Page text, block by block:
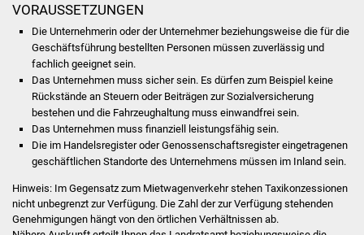
Soziale Einrichtungen
Kirchen
Lokale Agenda
Jugendhaus
Fachteam Jugend
VORAUSSETZUNGEN
Die Unternehmerin oder der Unternehmer beziehungsweise die für die
Geschäftsführung bestellten Personen müssen zuverlässig und
fachlich geeignet sein.
Das Unternehmen muss sicher sein. Es dürfen zum Beispiel keine
Rückstände an Steuern oder Beiträgen zur Sozialversicherung
bestehen und die Fahrzeughaltung muss einwandfrei sein.
Das Unternehmen muss finanziell leistungsfähig sein.
Die im Handelsregister oder Genossenschaftsregister eingetragenen
geschäftlichen Standorte des Unternehmens müssen im Inland sein.
Hinweis:Im Gegensatz zum Mietwagenverkehr stehen Taxikonzessionen
nicht unbegrenzt zur Verfügung. Die Zahl der zur Verfügung stehenden
Genehmigungen hängt von den örtlichen Verhältnissen ab.